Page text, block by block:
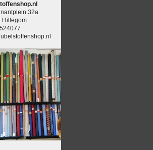
32a
Hillegom